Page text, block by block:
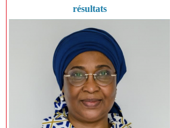
résultats